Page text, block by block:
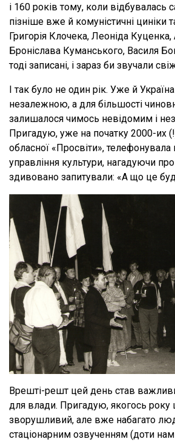
і 160 років тому, коли відбувалась
пізніше вже й комуністичні циніки
Григорія Клочека, Леоніда Куценка,
Броніслава Куманського, Василя
тоді записані, і зараз би звучали
І так було не один рік. Уже й
незалежною, а для більшості
залишалося чимось невідомим і
Пригадую, уже на початку 2000-их
обласної «Просвіти», телефонувала
управління культури, нагадуючи
здивовано запитували: «А що це
Врешті-решт цей день став
для влади. Пригадую, якогось року
зворушливий, але вже набагато
стаціонарним озвученням (доти